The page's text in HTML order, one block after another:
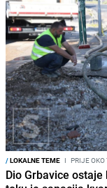
/LOKALNE TEME I PRIJE OKO
Dio Grbavice